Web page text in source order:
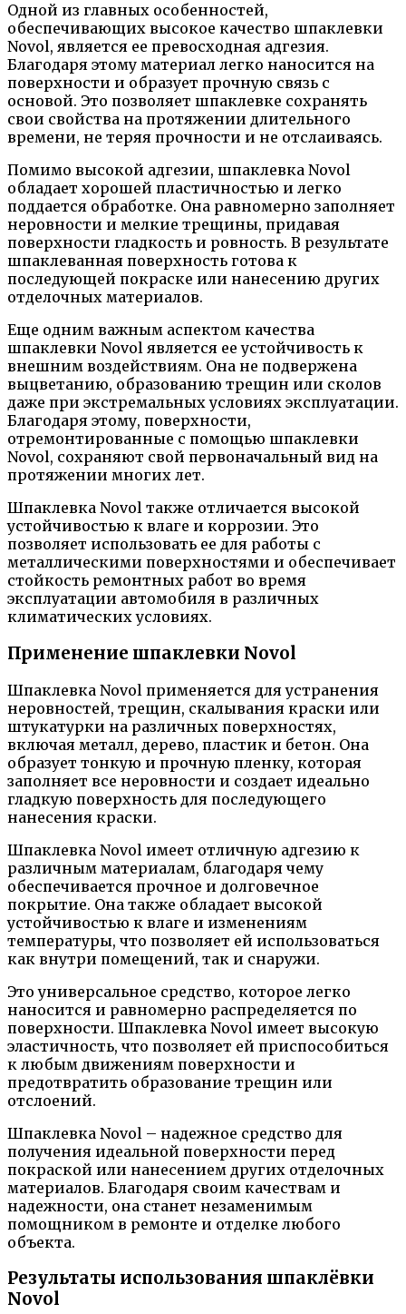
Одной из главных особенностей,
обеспечивающих высокое качество шпаклевки
Novol, является ее превосходная адгезия.
Благодаря этому материал легко наносится на
поверхности и образует прочную связь с
основой. Это позволяет шпаклевке сохранять
свои свойства на протяжении длительного
времени, не теряя прочности и не отслаиваясь.
Помимо высокой адгезии, шпаклевка Novol
обладает хорошей пластичностью и легко
поддается обработке. Она равномерно заполняет
неровности и мелкие трещины, придавая
поверхности гладкость и ровность. В результате
шпаклеванная поверхность готова к
последующей покраске или нанесению других
отделочных материалов.
Еще одним важным аспектом качества
шпаклевки Novol является ее устойчивость к
внешним воздействиям. Она не подвержена
выцветанию, образованию трещин или сколов
даже при экстремальных условиях эксплуатации.
Благодаря этому, поверхности,
отремонтированные с помощью шпаклевки
Novol, сохраняют свой первоначальный вид на
протяжении многих лет.
Шпаклевка Novol также отличается высокой
устойчивостью к влаге и коррозии. Это
позволяет использовать ее для работы с
металлическими поверхностями и обеспечивает
стойкость ремонтных работ во время
эксплуатации автомобиля в различных
климатических условиях.
Применение шпаклевки Novol
Шпаклевка Novol применяется для устранения
неровностей, трещин, скалывания краски или
штукатурки на различных поверхностях,
включая металл, дерево, пластик и бетон. Она
образует тонкую и прочную пленку, которая
заполняет все неровности и создает идеально
гладкую поверхность для последующего
нанесения краски.
Шпаклевка Novol имеет отличную адгезию к
различным материалам, благодаря чему
обеспечивается прочное и долговечное
покрытие. Она также обладает высокой
устойчивостью к влаге и изменениям
температуры, что позволяет ей использоваться
как внутри помещений, так и снаружи.
Это универсальное средство, которое легко
наносится и равномерно распределяется по
поверхности. Шпаклевка Novol имеет высокую
эластичность, что позволяет ей приспособиться
к любым движениям поверхности и
предотвратить образование трещин или
отслоений.
Шпаклевка Novol – надежное средство для
получения идеальной поверхности перед
покраской или нанесением других отделочных
материалов. Благодаря своим качествам и
надежности, она станет незаменимым
помощником в ремонте и отделке любого
объекта.
Результаты использования шпаклёвки
Novol